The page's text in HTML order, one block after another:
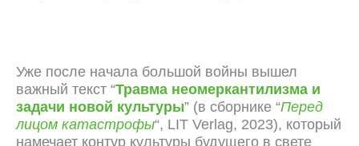
Уже после начала большой войны вышел
важный текст “Травма неомеркантилизма и
задачи новой культуры” (в сборнике “Перед
лицом катастрофы“, LIT Verlag, 2023), который
намечает контур культуры будущего в свете